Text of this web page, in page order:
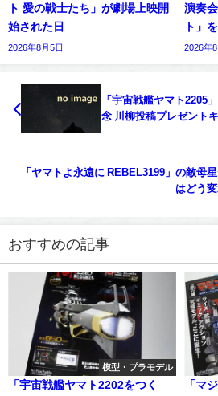
ト 愛の戦士たち」が劇場上映開
始された日
2026年8月5日
演奏
ト」
2026年
「宇宙戦艦ヤマト2205
念 川柳投稿プレゼント
「ヤマトよ永遠に REBEL3199」の敵母
はどう変
おすすめの記事
模型・プラモデル
「宇宙戦艦ヤマト2202をつく
「マ